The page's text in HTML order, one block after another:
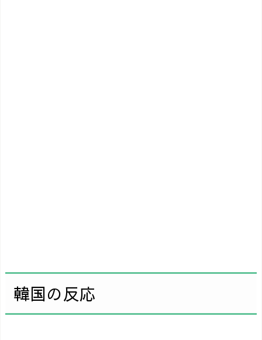
韓国の反応